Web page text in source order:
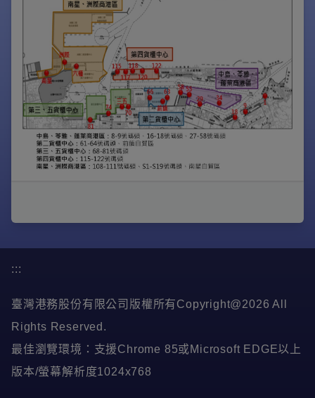
:::
臺灣港務股份有限公司版權所有Copyright@2026 All
Rights Reserved.
最佳瀏覽環境：支援Chrome 85或Microsoft EDGE以上
版本/螢幕解析度1024x768